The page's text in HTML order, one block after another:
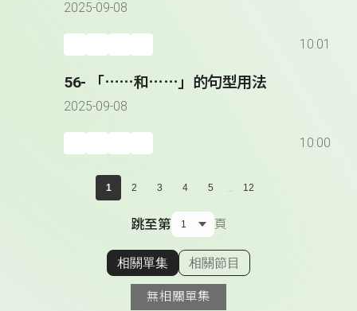
2025-09-08
10:01
56- 「⋯⋯和⋯⋯」的句型用法
2025-09-08
10:00
1 2 3 4 5 ... 12
跳至第 頁
顯示相關單集
相關單集 相關節目
無相關單集